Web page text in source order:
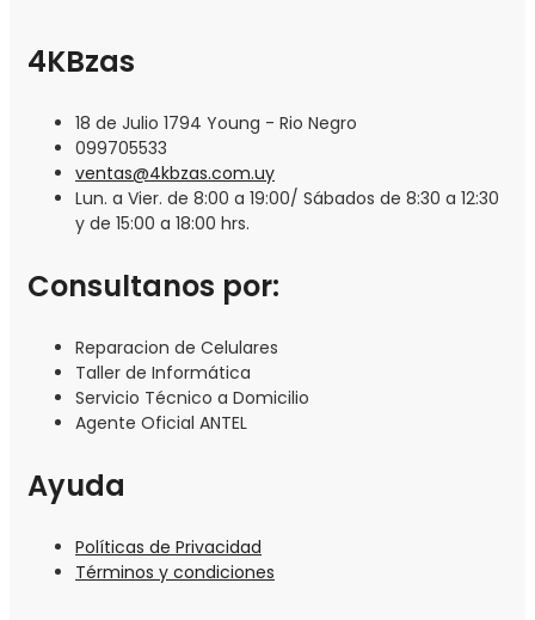
4KBzas
18 de Julio 1794 Young - Rio Negro
099705533
ventas@4kbzas.com.uy
Lun. a Vier. de 8:00 a 19:00/ Sábados de 8:30 a 12:30
y de 15:00 a 18:00 hrs.
Consultanos por:
Reparacion de Celulares
Taller de Informática
Servicio Técnico a Domicilio
Agente Oficial ANTEL
Ayuda
Políticas de Privacidad
Términos y condiciones